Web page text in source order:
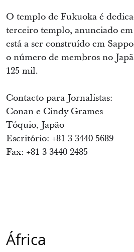
O templo de Fukuoka é
terceiro templo, anunciado
está a ser construído em
o número de membros no
125 mil.
Contacto para Jornalistas:
Conan e Cindy Grames
Tóquio, Japão
Escritório: +81 3 3440 5689
Fax: +81 3 3440 2485
África